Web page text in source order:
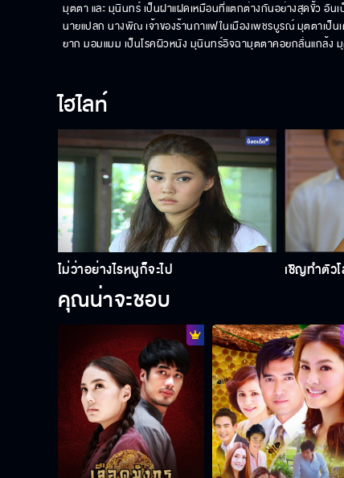
มุตตา และ มุนินทร์ เป็นฝาแฝดเหมือนที่แตกต่างกันอย่างสุดขั้ว อัน
นายแปลก นางพิณ เจ้าของร้านกาแฟในเมืองเพชรบูรณ์ มุตตาเป็น
ยาก มอมแมม เป็นโรคผิวหนัง มุนินทร์อิจฉามุตตาคอยกลั่นแกล้ง
ไฮไลท์
ไม่ว่าอย่างไรหนูก็จะไป เชิญทำตัว
คุณน่าจะชอบ